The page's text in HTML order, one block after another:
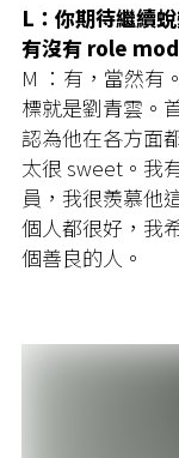
L：你期待繼續
有沒有 role
M ：有，當然有
標就是劉青雲。
認為他在各方面
太很 sweet。我
員，我很羨慕他
個人都很好，我
個善良的人。